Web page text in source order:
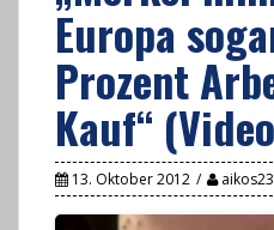
Europa
Prozent
Kauf“
13. Oktober 2012